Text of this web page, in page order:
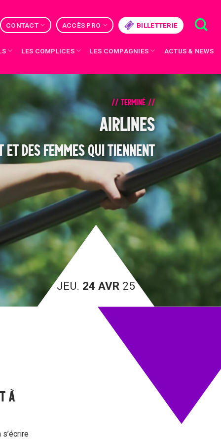
CONTACT ACCÈS PRO BILLETTERIE
LES COMPLICES LES COMPAGNIES ACTUS & NEWS
JEU. 24 AVR 25
// TERMINÉ //
AIRLINES
ET DES FEMMES QUI TIENNENT
À